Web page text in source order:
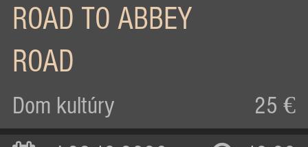
ROAD TO ABBEY
ROAD
Dom kultúry 25 €